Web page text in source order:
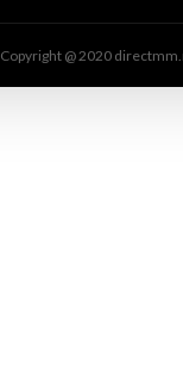
Copyright @ 2020